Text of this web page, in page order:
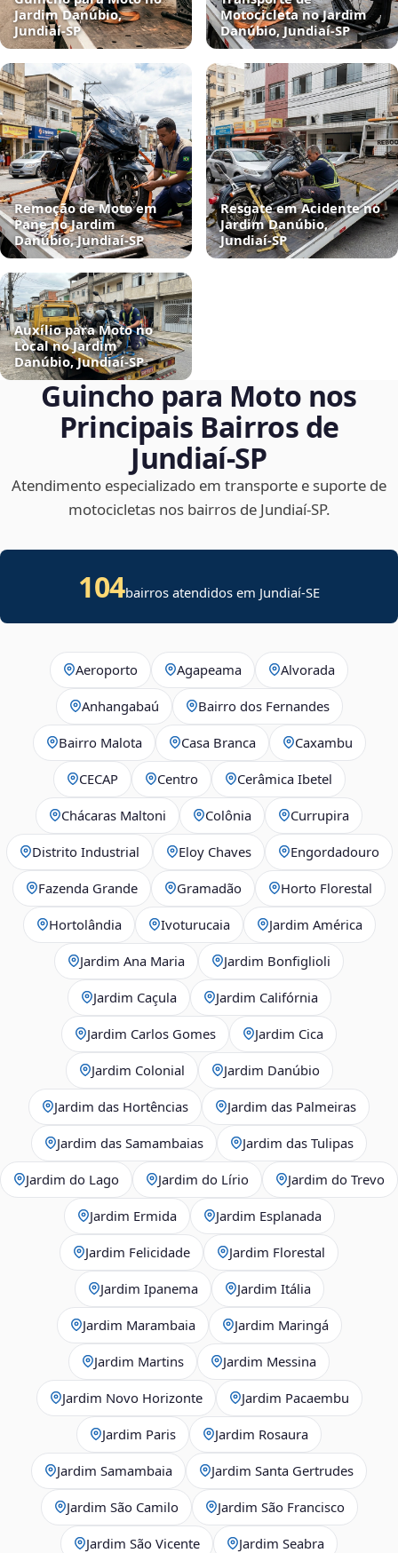
Jardim Danúbio,
Jundiaí‑SP
Motocicleta no Jardim
Danúbio, Jundiaí‑SP
Remoção de Moto em
Pane no Jardim
Danúbio, Jundiaí‑SP
Resgate em Acidente no
Jardim Danúbio,
Jundiaí‑SP
Auxílio para Moto no
Local no Jardim
Danúbio, Jundiaí‑SP
Guincho para Moto nos
Principais Bairros de
Jundiaí‑SP
Atendimento especializado em transporte e suporte de
motocicletas nos bairros de Jundiaí‑SP.
104bairros atendidos em Jundiaí-SE
Aeroporto Agapeama Alvorada
Anhangabaú Bairro dos Fernandes
Bairro Malota Casa Branca Caxambu
CECAP Centro Cerâmica Ibetel
Chácaras Maltoni Colônia Currupira
Distrito Industrial Eloy Chaves Engordadouro
Fazenda Grande Gramadão Horto Florestal
Hortolândia Ivoturucaia Jardim América
Jardim Ana Maria Jardim Bonfiglioli
Jardim Caçula Jardim Califórnia
Jardim Carlos Gomes Jardim Cica
Jardim Colonial Jardim Danúbio
Jardim das Hortências Jardim das Palmeiras
Jardim das Samambaias Jardim das Tulipas
Jardim do Lago Jardim do Lírio Jardim do Trevo
Jardim Ermida Jardim Esplanada
Jardim Felicidade Jardim Florestal
Jardim Ipanema Jardim Itália
Jardim Marambaia Jardim Maringá
Jardim Martins Jardim Messina
Jardim Novo Horizonte Jardim Pacaembu
Jardim Paris Jardim Rosaura
Jardim Samambaia Jardim Santa Gertrudes
Jardim São Camilo Jardim São Francisco
Jardim São Vicente Jardim Seabra